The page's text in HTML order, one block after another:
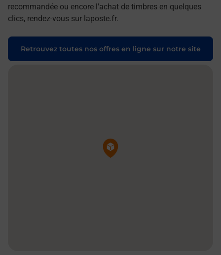
recommandée ou encore l'achat de timbres en quelques
clics, rendez-vous sur laposte.fr.
Retrouvez toutes nos offres en ligne sur notre site
Pin de la carte